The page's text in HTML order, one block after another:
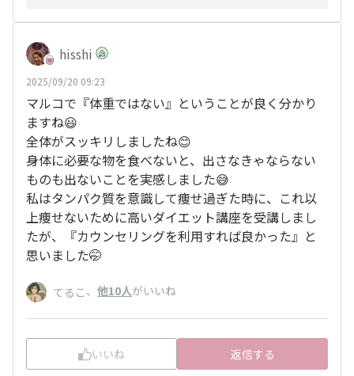
『私もー！！』ってなってます。
ヘルスタウン日々楽しみにしてます✨
hisshi
2025/09/20 09:23
マルコで『体重ではない』ということが良く分かり
ますね😃
全体がスッキリしましたね😊
身体に必要な物を食べないと、出さなきゃならない
ものも出ないことを実感しました😅
私はタンパク質を意識して痩せ過ぎた時に、これ以
上痩せないために高いダイエット講座を受講しまし
たが、『カウンセリングを利用すれば良かった』と
思いました🤭
てるこ 、 他10人がいいね
いいね 返信する